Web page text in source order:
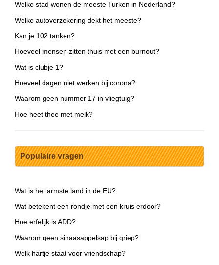
Welke stad wonen de meeste Turken in Nederland?
Welke autoverzekering dekt het meeste?
Kan je 102 tanken?
Hoeveel mensen zitten thuis met een burnout?
Wat is clubje 1?
Hoeveel dagen niet werken bij corona?
Waarom geen nummer 17 in vliegtuig?
Hoe heet thee met melk?
Populaire vragen
Wat is het armste land in de EU?
Wat betekent een rondje met een kruis erdoor?
Hoe erfelijk is ADD?
Waarom geen sinaasappelsap bij griep?
Welk hartje staat voor vriendschap?